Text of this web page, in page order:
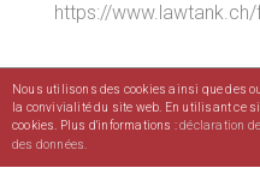
Nous utilisons des cookies ainsi que des
la convivialité du site web. En utilisant ce
cookies. Plus d'informations :déclaration
des données.
https://
Envoyer